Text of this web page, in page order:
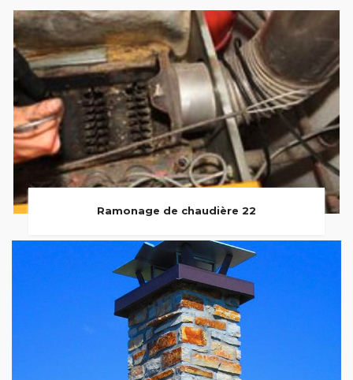
Ramonage de chaudière 22